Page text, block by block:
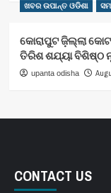
ଖବର ଉପାନ୍ତ ଓଡିଶା
କୋରାପୁଟ ଜ଼ିଲ୍ଲା
ତିରିଶ ଶଯ୍ୟା ବିଶିଷ୍ଠ
upanta odisha
CONTACT US